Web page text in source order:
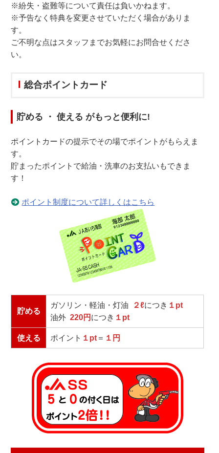
※紛失・盗難等について責任は負いかねます。
※予告なく特典を変更させていただく場合がありま
す。
ご不明な点はスタッフまでお気軽にお問合せくださ
い。
総合ポイントカード
貯める ・使える がもっと便利 に!
ポイントカードの提示でその場でポイントがもらえま
す。
貯まったポイントで給油・洗車のお支払いもできま
す！
ポイント制度について詳しくはこちら
貯める
ガソリン・軽油・灯油 ２ℓにつき １pt
油外 220円 につき １pt
使える ポイント １pt ＝ １円